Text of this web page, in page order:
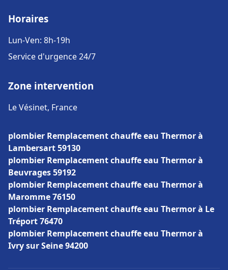
Horaires
Lun-Ven: 8h-19h
Service d'urgence 24/7
Zone intervention
Le Vésinet, France
plombier Remplacement chauffe eau Thermor à
Lambersart 59130
plombier Remplacement chauffe eau Thermor à
Beuvrages 59192
plombier Remplacement chauffe eau Thermor à
Maromme 76150
plombier Remplacement chauffe eau Thermor à Le
Tréport 76470
plombier Remplacement chauffe eau Thermor à
Ivry sur Seine 94200